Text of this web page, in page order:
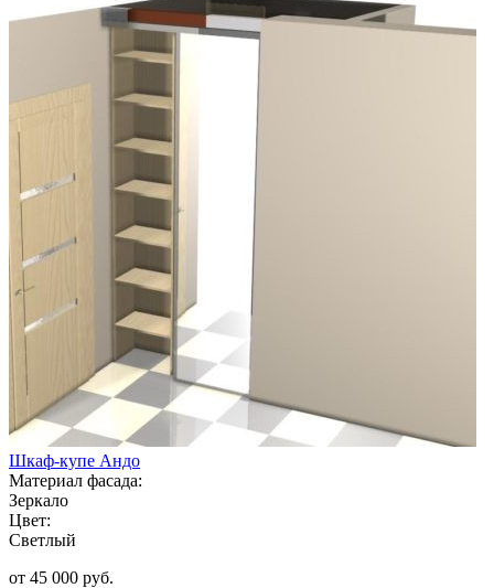
Шкаф-купе Андо
Материал фасада:
Зеркало
Цвет:
Светлый
от 45 000 руб.